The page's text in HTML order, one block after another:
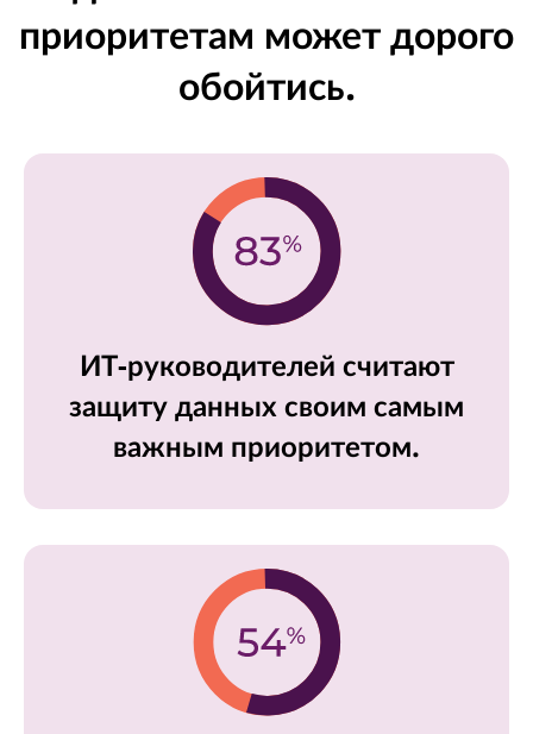
приоритетам может дорого
обойтись.
ИТ-руководителей считают
защиту данных своим самым
важным приоритетом.